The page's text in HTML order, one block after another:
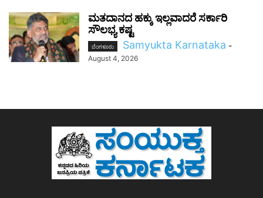
ಮತದಾನದ ಹಕ್ಕು ಇಲ್ಲವಾದರೆ ಸರ್ಕಾರಿ
ಸೌಲಭ್ಯ ಕಷ್ಟ
ಬೆಂಗಳೂರು Samyukta Karnataka -
August 4, 2026